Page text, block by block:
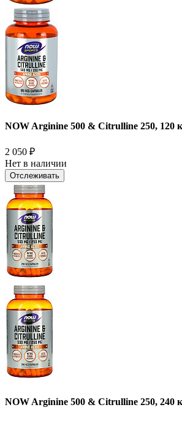
NOW Arginine 500 & Citrulline 250, 120
2 050 ₽
Нет в наличии
Отслеживать
NOW Arginine 500 & Citrulline 250, 240